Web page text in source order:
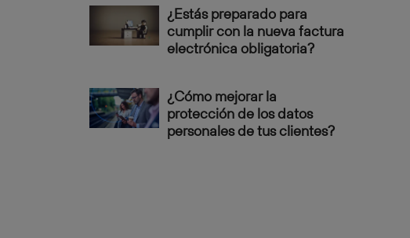
¿Estás preparado para
cumplir con la nueva factura
electrónica obligatoria?
¿Cómo mejorar la
protección de los datos
personales de tus clientes?